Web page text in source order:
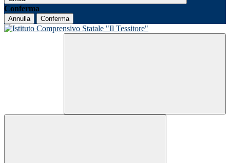
Conferma
Annulla Conferma